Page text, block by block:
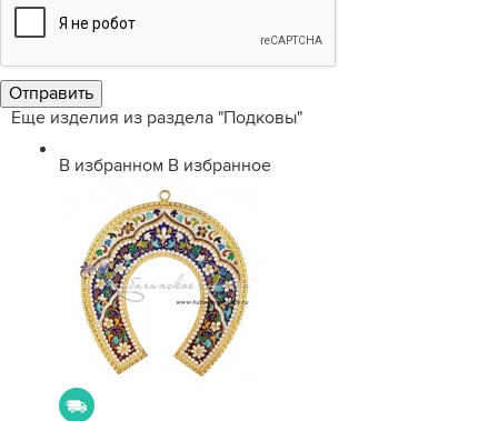
Еще изделия из раздела "Подковы"
В избранном В избранное